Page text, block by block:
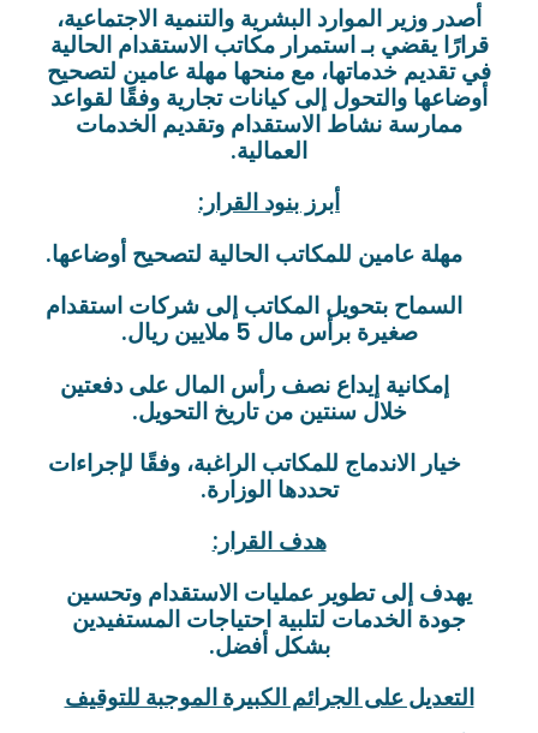
أصدر وزير الموارد البشرية والتنمية الاجتماعية،
قرارًا يقضي بـ استمرار مكاتب الاستقدام الحالية
في تقديم خدماتها، مع منحها مهلة عامين لتصحيح
أوضاعها والتحول إلى كيانات تجارية وفقًا لقواعد
ممارسة نشاط الاستقدام وتقديم الخدمات
العمالية.
أبرز بنود القرار:
مهلة عامين للمكاتب الحالية لتصحيح أوضاعها.
السماح بتحويل المكاتب إلى شركات استقدام
صغيرة برأس مال 5 ملايين ريال.
إمكانية إيداع نصف رأس المال على دفعتين
خلال سنتين من تاريخ التحويل.
خيار الاندماج للمكاتب الراغبة، وفقًا لإجراءات
تحددها الوزارة.
هدف القرار:
يهدف إلى تطوير عمليات الاستقدام وتحسين
جودة الخدمات لتلبية احتياجات المستفيدين
بشكل أفضل.
التعديل على الجرائم الكبيرة الموجبة للتوقيف